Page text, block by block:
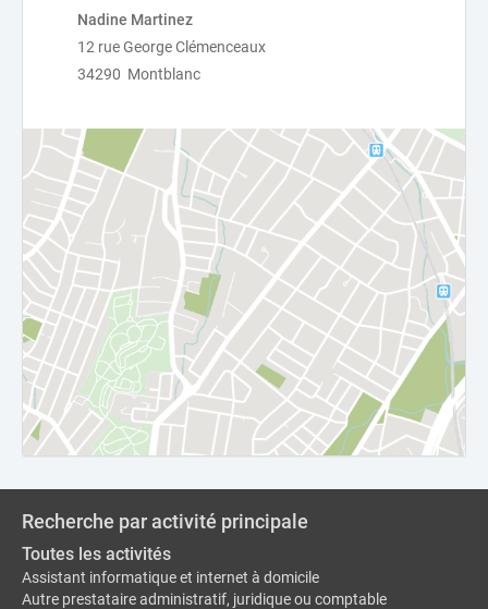
Nadine Martinez
12 rue George Clémenceaux
34290 Montblanc
Recherche par activité principale
Toutes les activités
Assistant informatique et internet à domicile
Autre prestataire administratif, juridique ou comptable